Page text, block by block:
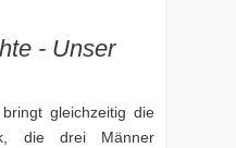
- Unser
gleichzeitig die
die drei Männer